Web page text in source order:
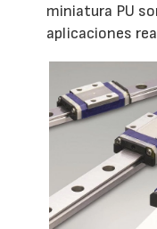
miniatura PU
aplicaciones